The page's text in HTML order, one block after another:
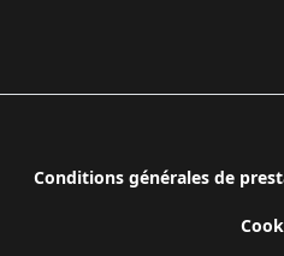
Conditions générales de